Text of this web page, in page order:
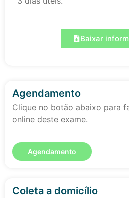
Baixar
Agendamento
Clique no botão abaixo para
online deste exame.
Agendamento
Coleta a domicílio